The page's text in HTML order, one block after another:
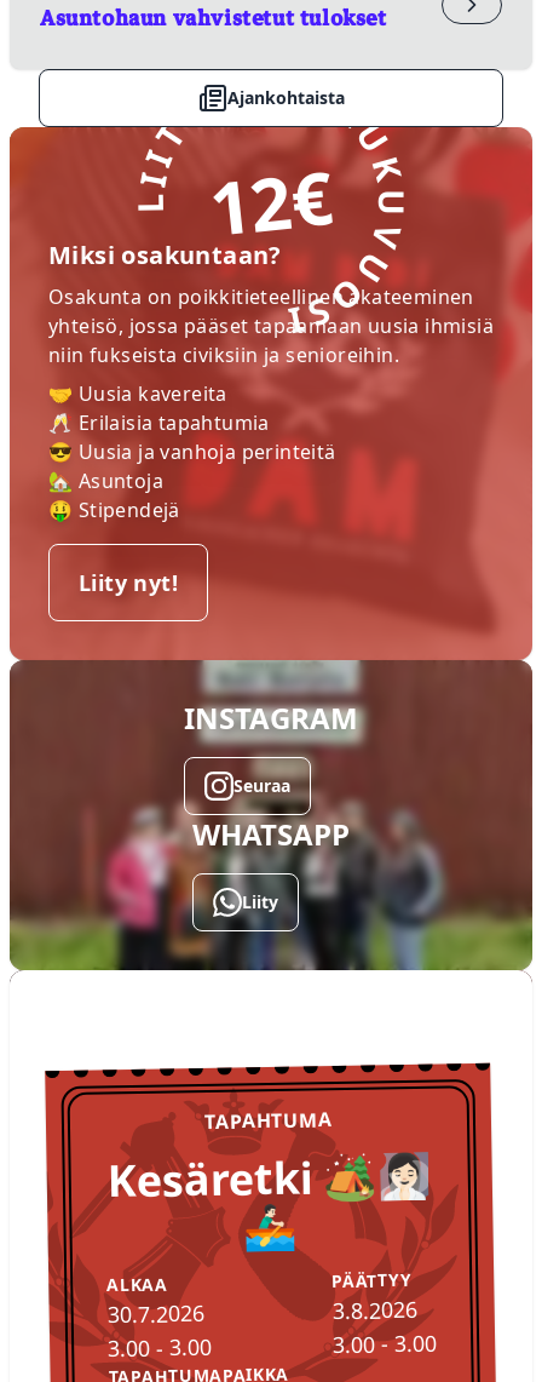
Asuntohaun vahvistetut tulokset
Ajankohtaista
LIITY NYT! LUKUVUOSI
12€
Miksi osakuntaan?
Osakunta on poikkitieteellinen akateeminen
yhteisö, jossa pääset tapaamaan uusia ihmisiä
niin fukseista civiksiin ja senioreihin.
🤝 Uusia kavereita
🥂 Erilaisia tapahtumia
😎 Uusia ja vanhoja perinteitä
🏡 Asuntoja
🤑 Stipendejä
Liity nyt!
INSTAGRAM
Seuraa
WHATSAPP
Liity
TAPAHTUMA
Kesäretki 🏕️🧖🏻‍♀️
🚣🏻‍♂️
ALKAA
30.7.2026
3.00 - 3.00
PÄÄTTYY
3.8.2026
3.00 - 3.00
TAPAHTUMAPAIKKA